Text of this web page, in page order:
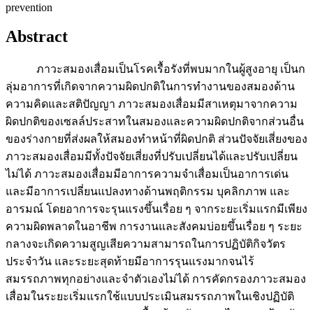
prevention
Abstract
ภาวะสมองเสื่อมเป็นโรคเรื้อรังที่พบมากในผู้สูงอายุ เป็นก
ลุ่มอาการที่เกิดจากความผิดปกติในการทำงานของสมองด้าน
ความคิดและสติปัญญา ภาวะสมองเสื่อมมีสาเหตุมาจากความ
ผิดปกติของเซลล์ประสาทในสมองและความผิดปกติจากส่วนอื่น
ของร่างกายที่ส่งผลให้สมองทำหน้าที่ผิดปกติ ส่วนปัจจัยเสี่ยงของ
ภาวะสมองเสื่อมมีทั้งปัจจัยเสี่ยงที่ปรับเปลี่ยนได้และปรับเปลี่ยน
ไม่ได้ ภาวะสมองเสื่อมมีอาการความจำเสื่อมเป็นอาการเด่น
และมีอาการเปลี่ยนแปลงทางด้านพฤติกรรม บุคลิกภาพ และ
อารมณ์ โดยอาการจะรุนแรงขึ้นเรื่อย ๆ จากระยะเริ่มแรกมีเพียง
ความผิดพลาดในอาชีพ การงานและสังคมบ่อยขึ้นเรื่อย ๆ ระยะ
กลางจะเกิดความสูญเสียความสามารถในการปฏิบัติกิจวัตร
ประจำวัน และระยะสุดท้ายมีอาการรุนแรงมากจนไร้
สมรรถภาพทุกอย่างและจำตัวเองไม่ได้ การคัดกรองภาวะสมอง
เสื่อมในระยะเริ่มแรกใช้แบบประเมินสมรรถภาพในเชิงปฏิบัติ